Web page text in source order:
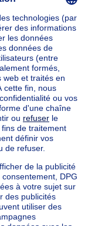
nicolas
Espagne
Luxembourg
pas cher